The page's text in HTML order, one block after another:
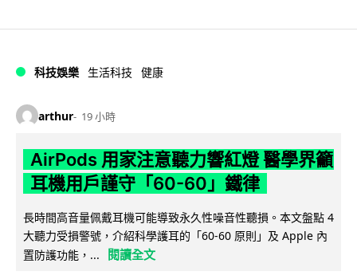
科技娛樂 生活科技 健康
arthur 19 小時
AirPods 用家注意聽力響紅燈 醫學界籲
耳機用戶謹守「60-60」鐵律
長時間高音量佩戴耳機可能導致永久性噪音性聽損。本文盤點 4
大聽力受損警號，介紹科學護耳的「60-60 原則」及 Apple 內
置防護功能，...
閱讀全文